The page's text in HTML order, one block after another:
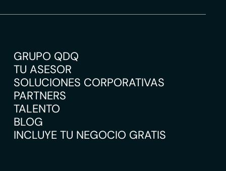
GRUPO QDQ
TU ASESOR
SOLUCIONES CORPORATIVAS
PARTNERS
TALENTO
BLOG
INCLUYE TU NEGOCIO GRATIS